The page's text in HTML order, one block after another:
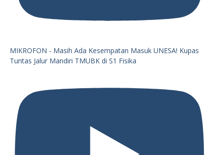
MIKROFON - Masih Ada Kesempatan Masuk UNESA! Kupas
Tuntas Jalur Mandiri TMUBK di S1 Fisika